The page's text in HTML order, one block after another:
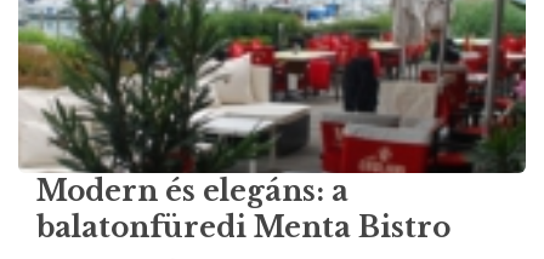
Modern és elegáns: a
balatonfüredi Menta Bistro